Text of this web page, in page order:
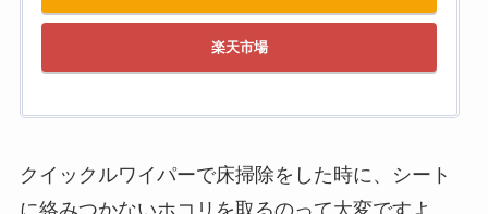
楽天市場
クイックルワイパーで床掃除をした時に、シート